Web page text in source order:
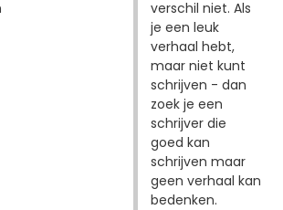
verschil niet. Als
je een leuk
verhaal hebt,
maar niet kunt
schrijven - dan
zoek je een
schrijver die
goed kan
schrijven maar
geen verhaal kan
bedenken.